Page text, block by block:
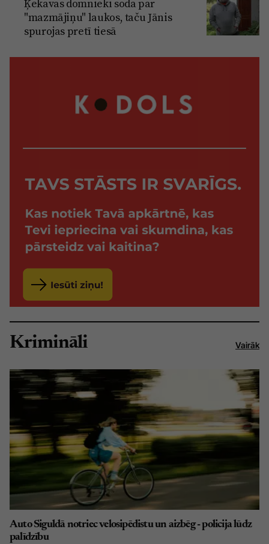
Ķekavas domnieki soda par
"mazmājiņu" laukos, taču Jānis
spurojas pretī tiesā
Krimināli Vairāk
Auto Siguldā notriec velosipēdistu un aizbēg - policija lūdz
palīdzību